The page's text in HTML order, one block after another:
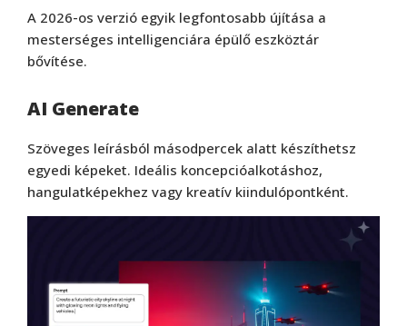
A 2026-os verzió egyik legfontosabb újítása a
mesterséges intelligenciára épülő eszköztár
bővítése.
AI Generate
Szöveges leírásból másodpercek alatt készíthetsz
egyedi képeket. Ideális koncepcióalkotáshoz,
hangulatképekhez vagy kreatív kiindulópontként.